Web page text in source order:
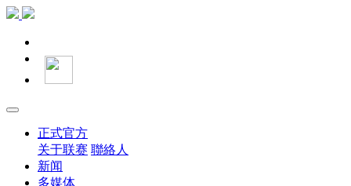
正式官方
关于联赛 聯絡人
新闻
多媒体